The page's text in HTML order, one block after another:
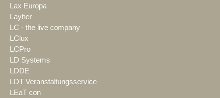
Lax Europa
Layher
LC - the live company
LClux
LCPro
LD Systems
LDDE
LDT Veranstaltungsservice
LEaT con